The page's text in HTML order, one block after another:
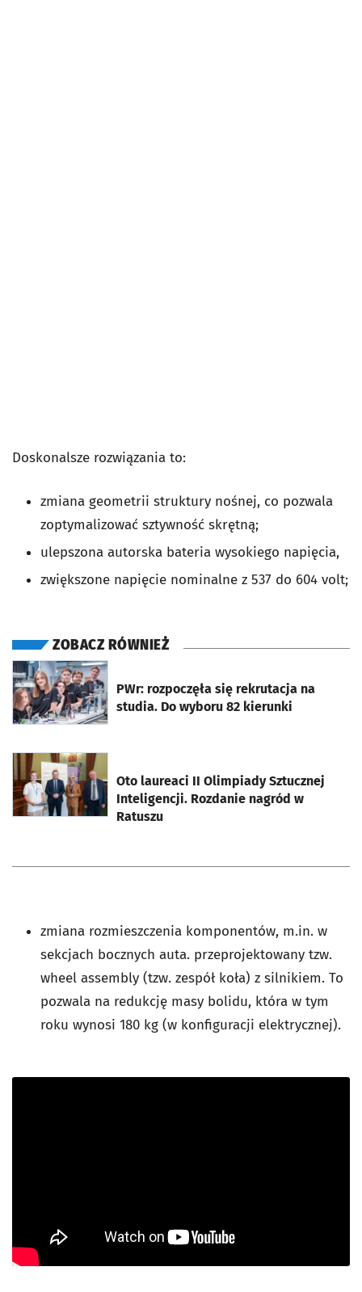
Doskonalsze rozwiązania to:
zmiana geometrii struktury nośnej, co pozwala
zoptymalizować sztywność skrętną;
ulepszona autorska bateria wysokiego napięcia,
zwiększone napięcie nominalne z 537 do 604 volt;
ZOBACZ RÓWNIEŻ
PWr: rozpoczęła się rekrutacja na
studia. Do wyboru 82 kierunki
otworzy się w nowej karcie
Oto laureaci II Olimpiady Sztucznej
Inteligencji. Rozdanie nagród w
Ratuszu
otworzy się w nowej karcie
zmiana rozmieszczenia komponentów, m.in. w
sekcjach bocznych auta. przeprojektowany tzw.
wheel assembly (tzw. zespół koła) z silnikiem. To
pozwala na redukcję masy bolidu, która w tym
roku wynosi 180 kg (w konfiguracji elektrycznej).